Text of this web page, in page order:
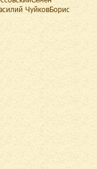
ЧуйковБорис